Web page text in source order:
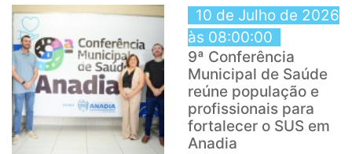
10 de Julho de 2026
às 08:00:00
9ª Conferência
Municipal de Saúde
reúne população e
profissionais para
fortalecer o SUS em
Anadia